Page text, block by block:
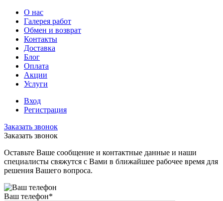
О нас
Галерея работ
Обмен и возврат
Контакты
Доставка
Блог
Оплата
Акции
Услуги
Вход
Регистрация
Заказать звонок
Заказать звонок
Оставьте Ваше сообщение и контактные данные и наши
специалисты свяжутся с Вами в ближайшее рабочее время для
решения Вашего вопроса.
Ваш телефон*